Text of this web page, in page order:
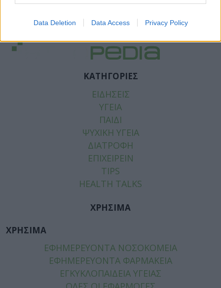
Data Deletion Data Access Privacy Policy
ΚΑΤΗΓΟΡΙΕΣ
ΕΙΔΗΣΕΙΣ
ΥΓΕΙΑ
ΠΑΙΔΙ
ΨΥΧΙΚΗ ΥΓΕΙΑ
ΔΙΑΤΡΟΦΗ
ΕΠΙΧΕΙΡΕΙΝ
TIPS
HEALTH TALKS
ΧΡΗΣΙΜΑ
ΧΡΗΣΙΜΑ
ΕΦΗΜΕΡΕΥΟΝΤΑ ΝΟΣΟΚΟΜΕΙΑ
ΕΦΗΜΕΡΕΥΟΝΤΑ ΦΑΡΜΑΚΕΙΑ
ΕΓΚΥΚΛΟΠΑΙΔΕΙΑ ΥΓΕΙΑΣ